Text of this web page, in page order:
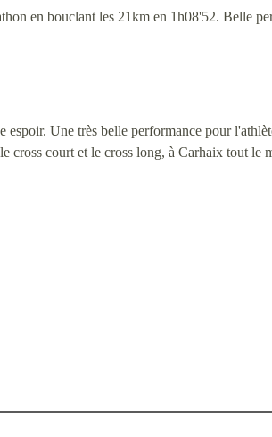
en bouclant les 21km en 1h08'52. Belle
Une très belle performance pour
cross court et le cross long, à Carhaix tout le